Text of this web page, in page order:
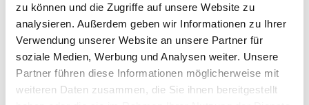
zu können und die Zugriffe auf unsere Website zu
analysieren. Außerdem geben wir Informationen zu Ihrer
Verwendung unserer Website an unsere Partner für
soziale Medien, Werbung und Analysen weiter. Unsere
Partner führen diese Informationen möglicherweise mit
weiteren Daten zusammen, die Sie ihnen bereitgestellt
PRODUKTBESCHREIBUNG
ALLE SPEZIFIKATIONEN
VARIANTEN